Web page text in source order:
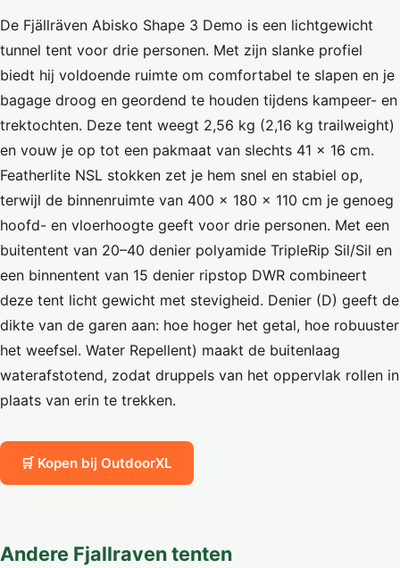
De Fjällräven Abisko Shape 3 Demo is een lichtgewicht
tunnel tent voor drie personen. Met zijn slanke profiel
biedt hij voldoende ruimte om comfortabel te slapen en je
bagage droog en geordend te houden tijdens kampeer- en
trektochten. Deze tent weegt 2,56 kg (2,16 kg trailweight)
en vouw je op tot een pakmaat van slechts 41 x 16 cm.
Featherlite NSL stokken zet je hem snel en stabiel op,
terwijl de binnenruimte van 400 × 180 × 110 cm je genoeg
hoofd- en vloerhoogte geeft voor drie personen. Met een
buitentent van 20–40 denier polyamide TripleRip Sil/Sil en
een binnentent van 15 denier ripstop DWR combineert
deze tent licht gewicht met stevigheid. Denier (D) geeft de
dikte van de garen aan: hoe hoger het getal, hoe robuuster
het weefsel. Water Repellent) maakt de buitenlaag
waterafstotend, zodat druppels van het oppervlak rollen in
plaats van erin te trekken.
🛒 Kopen bij OutdoorXL
Andere Fjallraven tenten